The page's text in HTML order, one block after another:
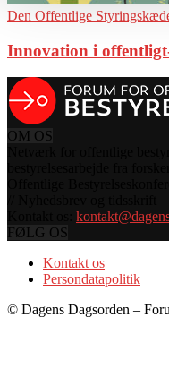
Den Offentlige
Innovation i
OM OS
FØLG OS
Kontakt os
Persondatapolitik
© Dagens Dagsorden –